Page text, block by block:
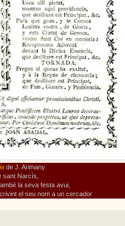
de J. Arimany
sant Narcís,
la seva festa avui,
el seu nom a un cercador